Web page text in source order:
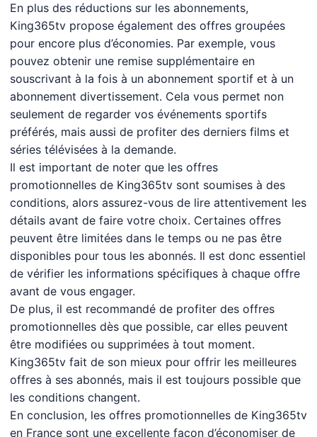
En plus des réductions sur les abonnements,
King365tv propose également des offres groupées
pour encore plus d’économies. Par exemple, vous
pouvez obtenir une remise supplémentaire en
souscrivant à la fois à un abonnement sportif et à un
abonnement divertissement. Cela vous permet non
seulement de regarder vos événements sportifs
préférés, mais aussi de profiter des derniers films et
séries télévisées à la demande.
Il est important de noter que les offres
promotionnelles de King365tv sont soumises à des
conditions, alors assurez-vous de lire attentivement les
détails avant de faire votre choix. Certaines offres
peuvent être limitées dans le temps ou ne pas être
disponibles pour tous les abonnés. Il est donc essentiel
de vérifier les informations spécifiques à chaque offre
avant de vous engager.
De plus, il est recommandé de profiter des offres
promotionnelles dès que possible, car elles peuvent
être modifiées ou supprimées à tout moment.
King365tv fait de son mieux pour offrir les meilleures
offres à ses abonnés, mais il est toujours possible que
les conditions changent.
En conclusion, les offres promotionnelles de King365tv
en France sont une excellente façon d’économiser de